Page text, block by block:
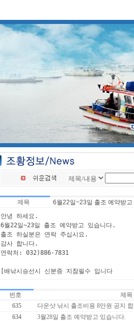
제목
6월22일~23일 출조 예약받고
안녕 하세요.
6월22일~23일 출조 예약받고 있습니다.
출조 하실분은 연락 주십시요.
감사 합니다.
연락처: 032)886-7831
[배낚시승선시 신분증 지참필수 입니다
번호
제목
635
다운샷 낚시 출조비용 8만원 공지
634
3월28일 출조 예약받고 있습니다.